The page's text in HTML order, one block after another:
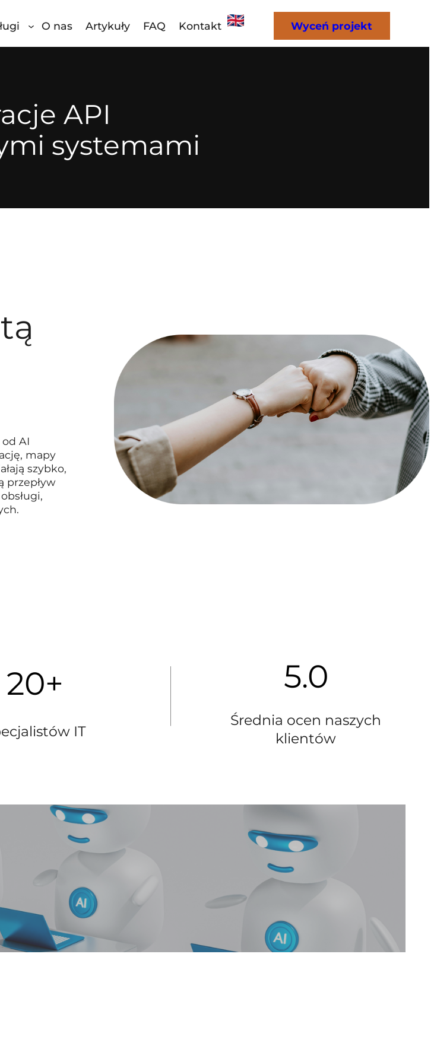
O nas Artykuły FAQ Kontakt Wyceń projekt
API
systemami
AI
mapy
szybko,
przepływ
20+
IT
5.0
Średnia ocen naszych
klientów